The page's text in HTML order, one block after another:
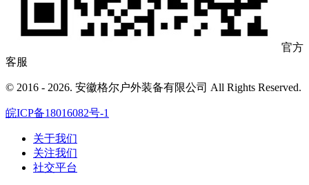
官方
客服
© 2016 - 2026. 安徽格尔户外装备有限公司 All Rights Reserved.
皖ICP备18016082号-1
关于我们
关注我们
社交平台